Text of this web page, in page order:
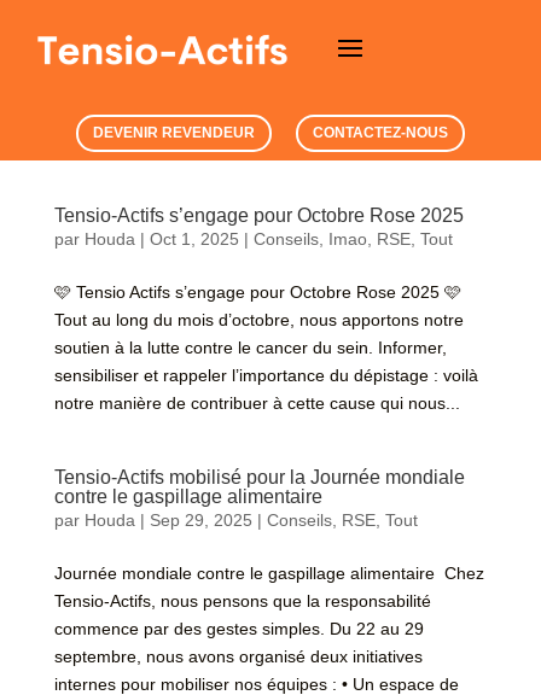
DEVENIR REVENDEUR CONTACTEZ-NOUS
Tensio-Actifs s’engage pour Octobre Rose 2025
par Houda | Oct 1, 2025 | Conseils, Imao, RSE, Tout
🩷 Tensio Actifs s’engage pour Octobre Rose 2025 🩷
Tout au long du mois d’octobre, nous apportons notre
soutien à la lutte contre le cancer du sein. Informer,
sensibiliser et rappeler l’importance du dépistage : voilà
notre manière de contribuer à cette cause qui nous...
Tensio-Actifs mobilisé pour la Journée mondiale
contre le gaspillage alimentaire
par Houda | Sep 29, 2025 | Conseils, RSE, Tout
Journée mondiale contre le gaspillage alimentaire Chez
Tensio-Actifs, nous pensons que la responsabilité
commence par des gestes simples. Du 22 au 29
septembre, nous avons organisé deux initiatives
internes pour mobiliser nos équipes : • Un espace de